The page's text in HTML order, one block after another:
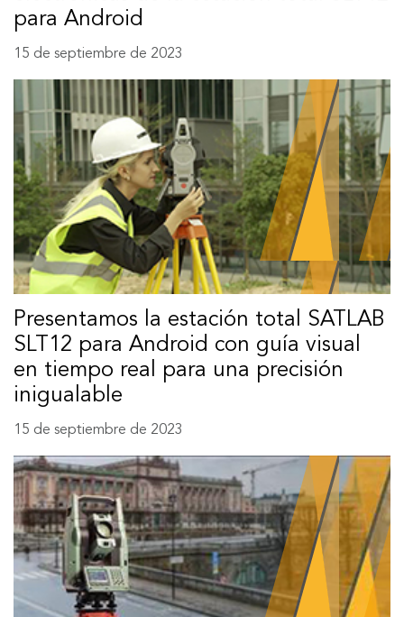
para Android
15 de septiembre de 2023
Presentamos la estación total SATLAB
SLT12 para Android con guía visual
en tiempo real para una precisión
inigualable
15 de septiembre de 2023